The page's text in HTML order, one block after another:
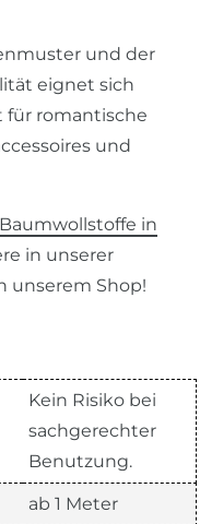
und der
eignet sich
für romantische
und
Baumwollstoffe in
in unserer
unserem Shop!
Kein Risiko bei
sachgerechter
Benutzung.
ab 1 Meter